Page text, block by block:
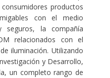
productos
con el medio
seguros, la compañía
relacionados con el
iluminación. Utilizando
y Desarrollo,
un completo rango de